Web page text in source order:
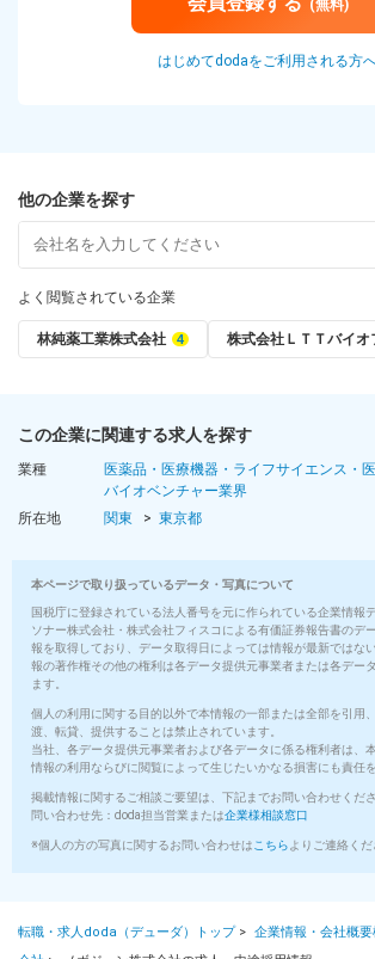
(無料)
はじめてdodaをご利用される方
他の企業を探す
よく閲覧されている企業
林純薬工業株式会社 株式会社ＬＴＴバイオ
この企業に関連する求人を探す
業種
医薬品・医療機器・ライフサイエンス・
バイオベンチャー業界
所在地
関東 東京都
本ページで取り扱っているデータ・写真について
国税庁に登録されている法人番号を元に作られている企業情報
ソナー株式会社・株式会社フィスコによる有価証券報告書のデ
報を取得しており、データ取得日によっては情報が最新ではな
報の著作権その他の権利は各データ提供元事業者または各デー
ます。
個人の利用に関する目的以外で本情報の一部または全部を引用
渡、転貸、提供することは禁止されています。
当社、各データ提供元事業者および各データに係る権利者は、
情報の利用ならびに閲覧によって生じたいかなる損害にも責任
掲載情報に関するご相談ご要望は、下記までお問い合わせくださ
問い合わせ先：doda担当営業または企業様相談窓口
※個人の方の写真に関するお問い合わせは こちら よりご連絡くだ
転職・求人doda（デューダ）トップ> 企業情報・会社概